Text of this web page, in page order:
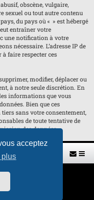
acceptez
plus
obscène, vulgaire,
sexuel ou tout autre contenu
du pays où « » est hébergé
entraîner votre
une notification à votre
nécessaire. L’adresse IP de
à faire respecter ces
modifier, déplacer ou
à notre seule discrétion. En
informations que vous
Bien que ces
sans votre consentement,
de toute tentative de
des données.
du forum
© phpBB Limited
de CABOT